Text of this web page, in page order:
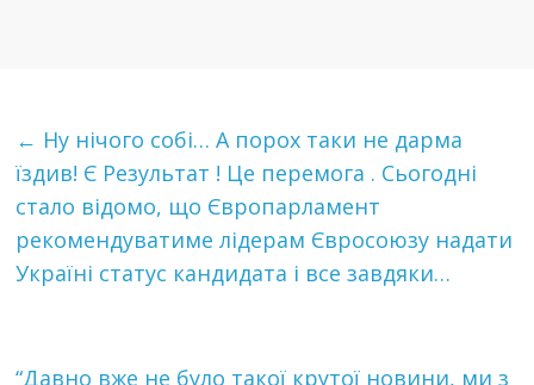
← Ну нічого собі… А порох таки не дарма
їздив! Є Результат ! Це перемога . Сьогодні
стало відомо, що Європарламент
рекомендуватиме лідерам Євросоюзу надати
Україні статус кандидата і все завдяки…
“Давно вже не було такої крутої новини, ми з